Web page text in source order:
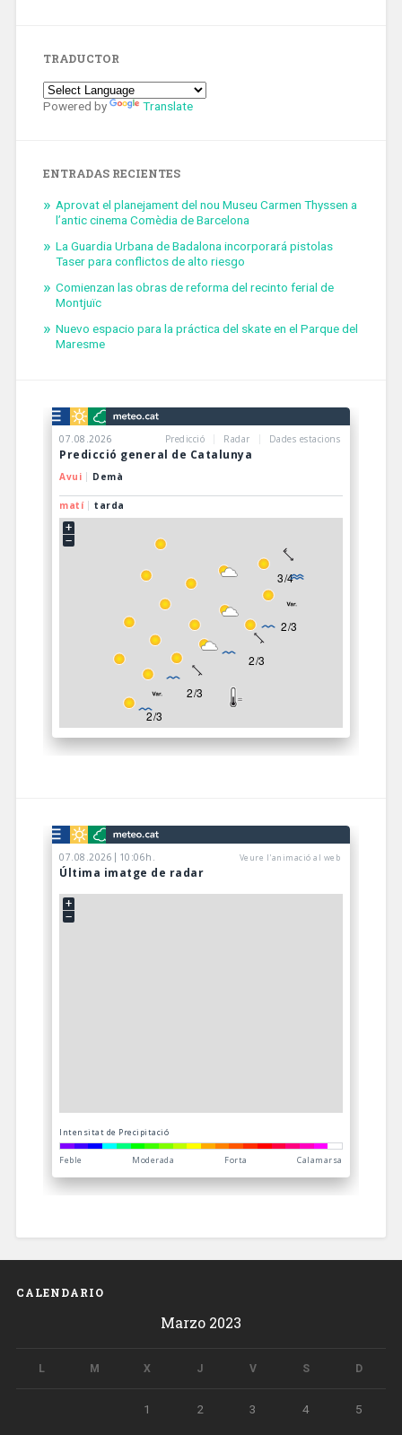
TRADUCTOR
Powered by Translate
ENTRADAS RECIENTES
Aprovat el planejament del nou Museu Carmen Thyssen a
l’antic cinema Comèdia de Barcelona
La Guardia Urbana de Badalona incorporará pistolas
Taser para conflictos de alto riesgo
Comienzan las obras de reforma del recinto ferial de
Montjuïc
Nuevo espacio para la práctica del skate en el Parque del
Maresme
CALENDARIO
Marzo 2023
L M X J V S D
1 2 3 4 5